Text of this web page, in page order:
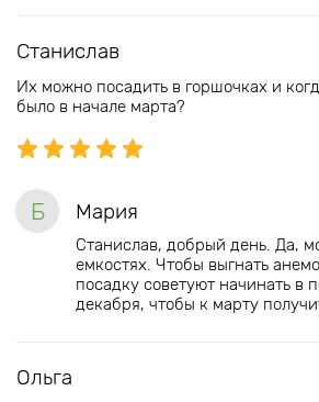
Станислав
Их можно посадить в горшочках и
было в начале марта?
Б Мария
Станислав, добрый день. Да,
емкостях. Чтобы выгнать
посадку советуют начинать в
декабря, чтобы к марту
Ольга